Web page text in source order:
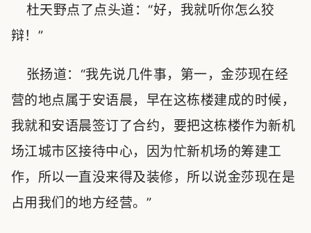
杜天野点了点头道：“好，我就听你怎么狡
辩！”
张扬道：“我先说几件事，第一，金莎现在经
营的地点属于安语晨，早在这栋楼建成的时候，
我就和安语晨签订了合约，要把这栋楼作为新机
场江城市区接待中心，因为忙新机场的筹建工
作，所以一直没来得及装修，所以说金莎现在是
占用我们的地方经营。”